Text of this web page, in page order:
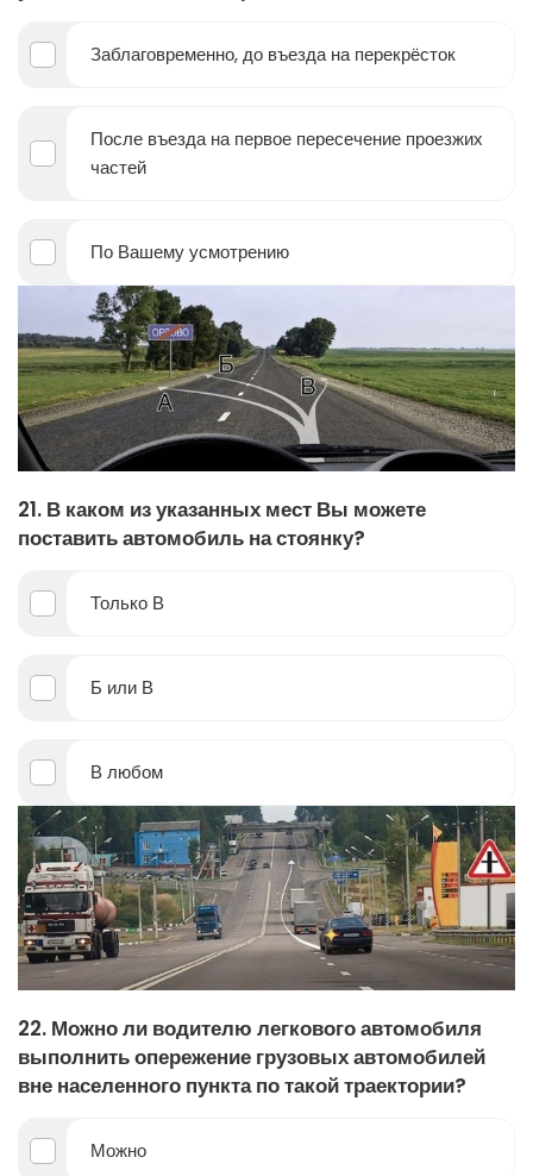
Заблаговременно, до въезда на перекрёсток
После въезда на первое пересечение проезжих
частей
По Вашему усмотрению
21. В каком из указанных мест Вы можете
поставить автомобиль на стоянку?
Только В
Б или В
В любом
22. Можно ли водителю легкового автомобиля
выполнить опережение грузовых автомобилей
вне населенного пункта по такой траектории?
Можно